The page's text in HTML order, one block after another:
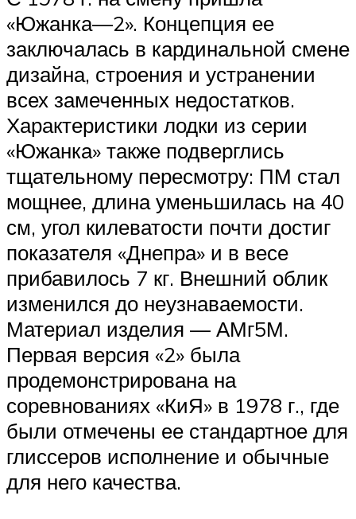
«Южанка—2». Концепция ее
заключалась в кардинальной смене
дизайна, строения и устранении
всех замеченных недостатков.
Характеристики лодки из серии
«Южанка» также подверглись
тщательному пересмотру: ПМ стал
мощнее, длина уменьшилась на 40
см, угол килеватости почти достиг
показателя «Днепра» и в весе
прибавилось 7 кг. Внешний облик
изменился до неузнаваемости.
Материал изделия — АМг5М.
Первая версия «2» была
продемонстрирована на
соревнованиях «КиЯ» в 1978 г., где
были отмечены ее стандартное для
глиссеров исполнение и обычные
для него качества.